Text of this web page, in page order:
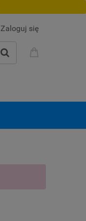
Zaloguj się